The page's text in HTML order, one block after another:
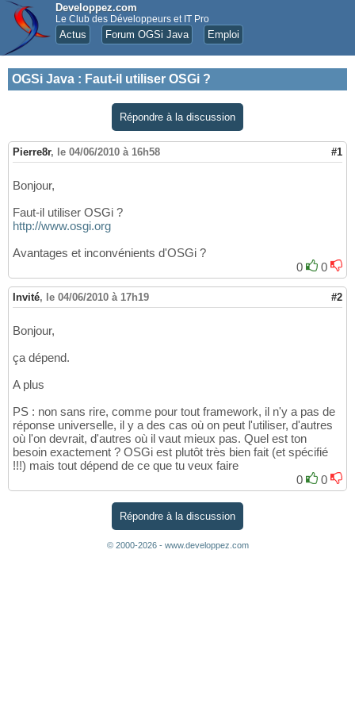
Developpez.com
Le Club des Développeurs et IT Pro
Actus Forum OGSi Java Emploi
OGSi Java : Faut-il utiliser OSGi ?
Répondre à la discussion
Pierre8r, le 04/06/2010 à 16h58 #1
Bonjour,
Faut-il utiliser OSGi ?
http://www.osgi.org
Avantages et inconvénients d'OSGi ?
0
0
Invité, le 04/06/2010 à 17h19 #2
Bonjour,
ça dépend.
A plus
PS : non sans rire, comme pour tout framework, il n'y a pas de
réponse universelle, il y a des cas où on peut l'utiliser, d'autres
où l'on devrait, d'autres où il vaut mieux pas. Quel est ton
besoin exactement ? OSGi est plutôt très bien fait (et spécifié
!!!) mais tout dépend de ce que tu veux faire
0
0
Répondre à la discussion
© 2000-2026 - www.developpez.com